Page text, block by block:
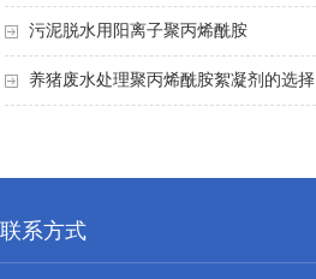
污泥脱水用阳离子聚丙烯酰胺
养猪废水处理聚丙烯酰胺絮凝剂的选择
联系方式